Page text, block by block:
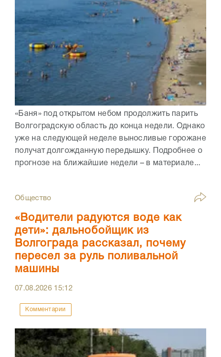
«Баня» под открытом небом продолжить парить
Волгоградскую область до конца недели. Однако
уже на следующей неделе выносливые горожане
получат долгожданную передышку. Подробнее о
прогнозе на ближайшие недели – в материале...
Общество
«Водители радуются воде как
дети»: дальнобойщик из
Волгограда рассказал, почему
пересел за руль поливальной
машины
07.08.2026 15:12
Комментарии